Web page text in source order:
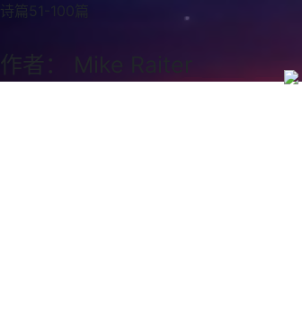
诗篇51-100篇
作者： Mike Raiter